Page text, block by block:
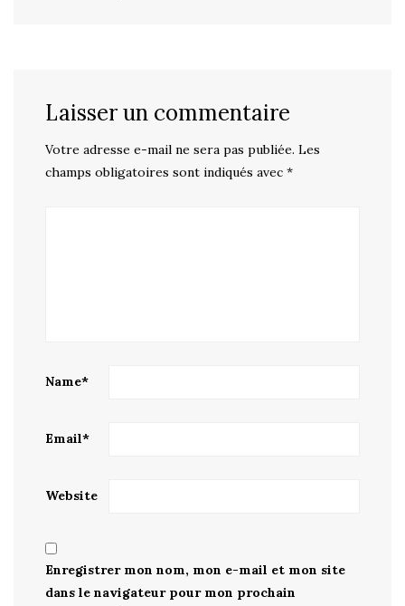
Laisser un commentaire
Votre adresse e-mail ne sera pas publiée. Les
champs obligatoires sont indiqués avec *
Name*
Email*
Website
Enregistrer mon nom, mon e-mail et mon site
dans le navigateur pour mon prochain